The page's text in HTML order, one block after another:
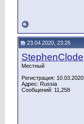
23.04.2020, 23:26
StephenClode
Местный
Регистрация: 10.03.2020
Адрес: Russia
Сообщений: 11,258